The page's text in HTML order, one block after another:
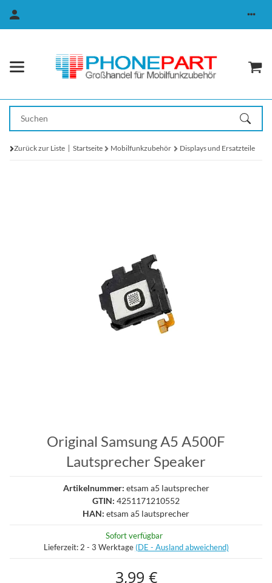
Zurück zur Liste Startseite Mobilfunkzubehör Displays und Ersatzteile
Original Samsung A5 A500F
Lautsprecher Speaker
Artikelnummer: etsam a5 lautsprecher
GTIN: 4251171210552
HAN: etsam a5 lautsprecher
Sofort verfügbar
Lieferzeit: 2 - 3 Werktage (DE - Ausland abweichend)
3,99 €